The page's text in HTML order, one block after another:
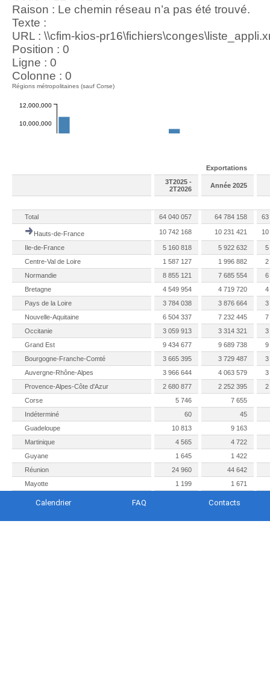
Exportations
3T2025 -
2T2026
Année 2025
Total 64 040 057 64 784 158 63
Hauts-de-France 10 742 168 10 231 421
Ile-de-France 5 160 818 5 922 632
5
Centre-Val de Loire
1 587 127 1 996 882
2
Normandie
8 855 121 7 685 554
6
Bretagne
4 549 954 4 719 720
4
Pays de la Loire
3 784 038 3 876 664
3
Nouvelle-Aquitaine
6 504 337 7 232 445
7
Occitanie
3 059 913 3 314 321
3
Grand Est
9 434 677 9 689 738
9
Bourgogne-Franche-Comté
3 665 395 3 729 487
3
Auvergne-Rhône-Alpes
3 966 644 4 063 579
3
Provence-Alpes-Côte d'Azur
2 680 877 2 252 395
2
Corse
5 746
7 655
Indéterminé
60
45
Guadeloupe
10 813
9 163
Martinique
4 565
4 722
Guyane
1 645
1 422
Réunion
24 960
44 642
Mayotte
1 199 1 671
Calendrier FAQ Contacts